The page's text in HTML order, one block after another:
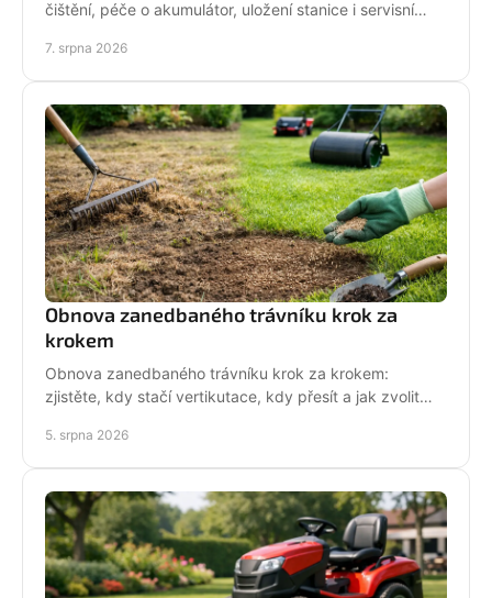
čištění, péče o akumulátor, uložení stanice i servisní
7. srpna 2026
Obnova zanedbaného trávníku krok za
krokem
Obnova zanedbaného trávníku krok za krokem:
zjistěte, kdy stačí vertikutace, kdy přesít a jak zvolit
chyb
5. srpna 2026